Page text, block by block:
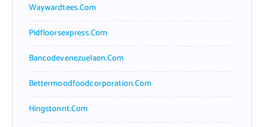
Waywardtees.com
Pidfloorsexpress.com
Bancodevenezuelaen.com
Bettermoodfoodcorporation.com
Hingstonnt.com